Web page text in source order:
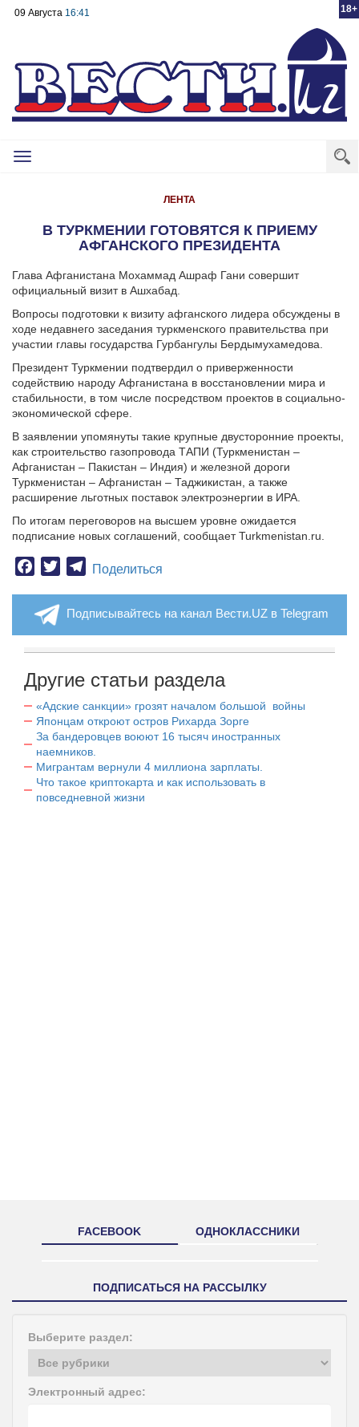
18+
09 Августа 16:41
Toggle
ЛЕНТА
В ТУРКМЕНИИ ГОТОВЯТСЯ К ПРИЕМУ
АФГАНСКОГО ПРЕЗИДЕНТА
Глава Афганистана Мохаммад Ашраф Гани совершит
официальный визит в Ашхабад.
Вопросы подготовки к визиту афганского лидера обсуждены в
ходе недавнего заседания туркменского правительства при
участии главы государства Гурбангулы Бердымухамедова.
Президент Туркмении подтвердил о приверженности
содействию народу Афганистана в восстановлении мира и
стабильности, в том числе посредством проектов в социально-
экономической сфере.
В заявлении упомянуты такие крупные двусторонние проекты,
как строительство газопровода ТАПИ (Туркменистан –
Афганистан – Пакистан – Индия) и железной дороги
Туркменистан – Афганистан – Таджикистан, а также
расширение льготных поставок электроэнергии в ИРА.
По итогам переговоров на высшем уровне ожидается
подписание новых соглашений, сообщает Turkmenistan.ru.
Facebook
TwitterTelegram
Поделиться
Подписывайтесь на канал Вести.UZ в Telegram
Другие статьи раздела
«Адские санкции» грозят началом большой войны
Японцам откроют остров Рихарда Зорге
За бандеровцев воюют 16 тысяч иностранных
наемников.
Мигрантам вернули 4 миллиона зарплаты.
Что такое криптокарта и как использовать в
повседневной жизни
FACEBOOK ОДНОКЛАССНИКИ
ПОДПИСАТЬСЯ НА РАССЫЛКУ
Выберите раздел:
Электронный адрес: